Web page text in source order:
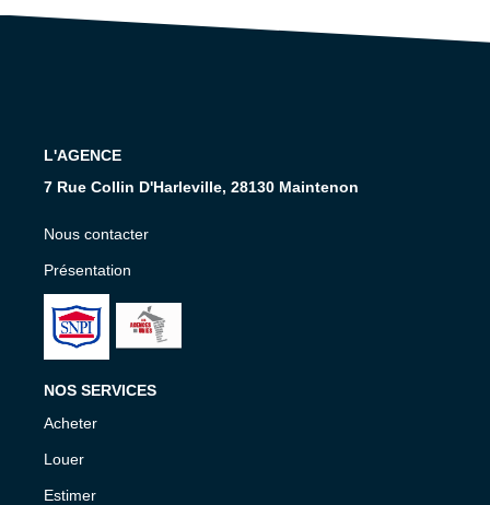
EN
L'AGENCE
7 Rue Collin D'Harleville, 28130 Maintenon
Nous contacter
Présentation
NOS SERVICES
Acheter
Louer
Estimer